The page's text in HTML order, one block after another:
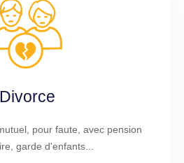
Divorce
pour faute, avec pension
garde d'enfants...